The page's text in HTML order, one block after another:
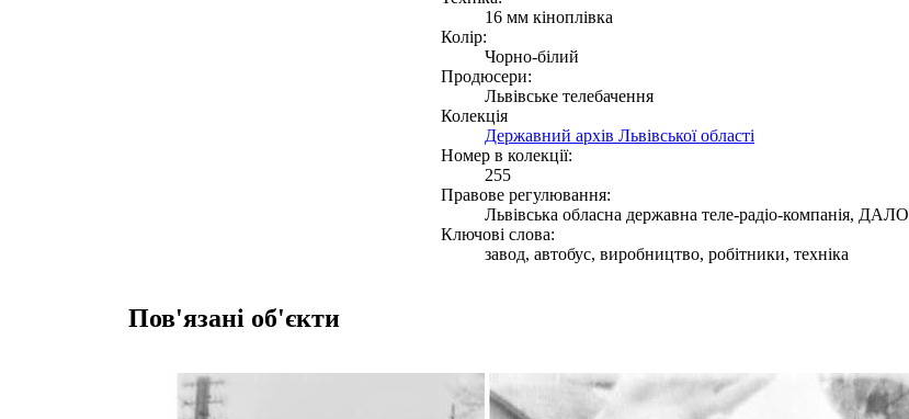
16 мм кіноплівка
Колір:
Чорно-білий
Продюсери:
Львівське телебачення
Колекція
Державний архів Львівської області
Номер в колекції:
255
Правове регулювання:
Львівська обласна державна теле-радіо-компанія, ДАЛО
Ключові слова:
завод, автобус, виробництво, робітники, техніка
Пов'язані об'єкти